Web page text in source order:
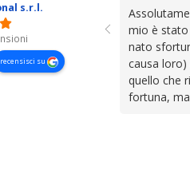
s.r.l.
recensisci su
mio è stato
nato
causa
quello che
fortuna,
cose. Be',
trovato,